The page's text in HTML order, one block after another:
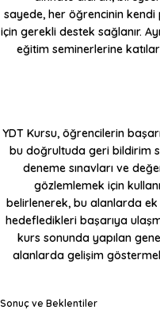
sayede, her öğrencinin kendi
için gerekli destek sağlanır.
eğitim seminerlerine
YDT Kursu, öğrencilerin
bu doğrultuda geri bildirim
deneme sınavları ve
gözlemlemek için
belirlenerek, bu alanlarda ek
hedefledikleri başarıya
kurs sonunda yapılan
alanlarda gelişim
Sonuç ve Beklentiler